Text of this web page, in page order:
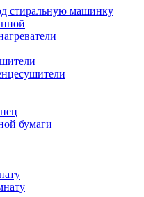
стиральную машинку
бумаги